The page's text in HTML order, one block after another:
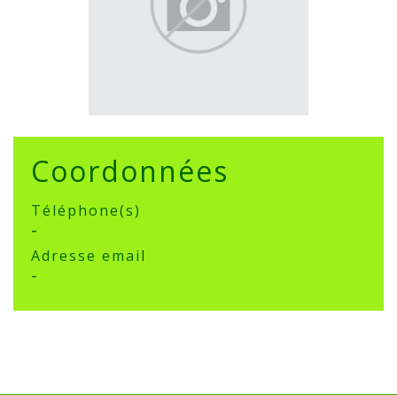
Coordonnées
Téléphone(s)
-
Adresse email
-